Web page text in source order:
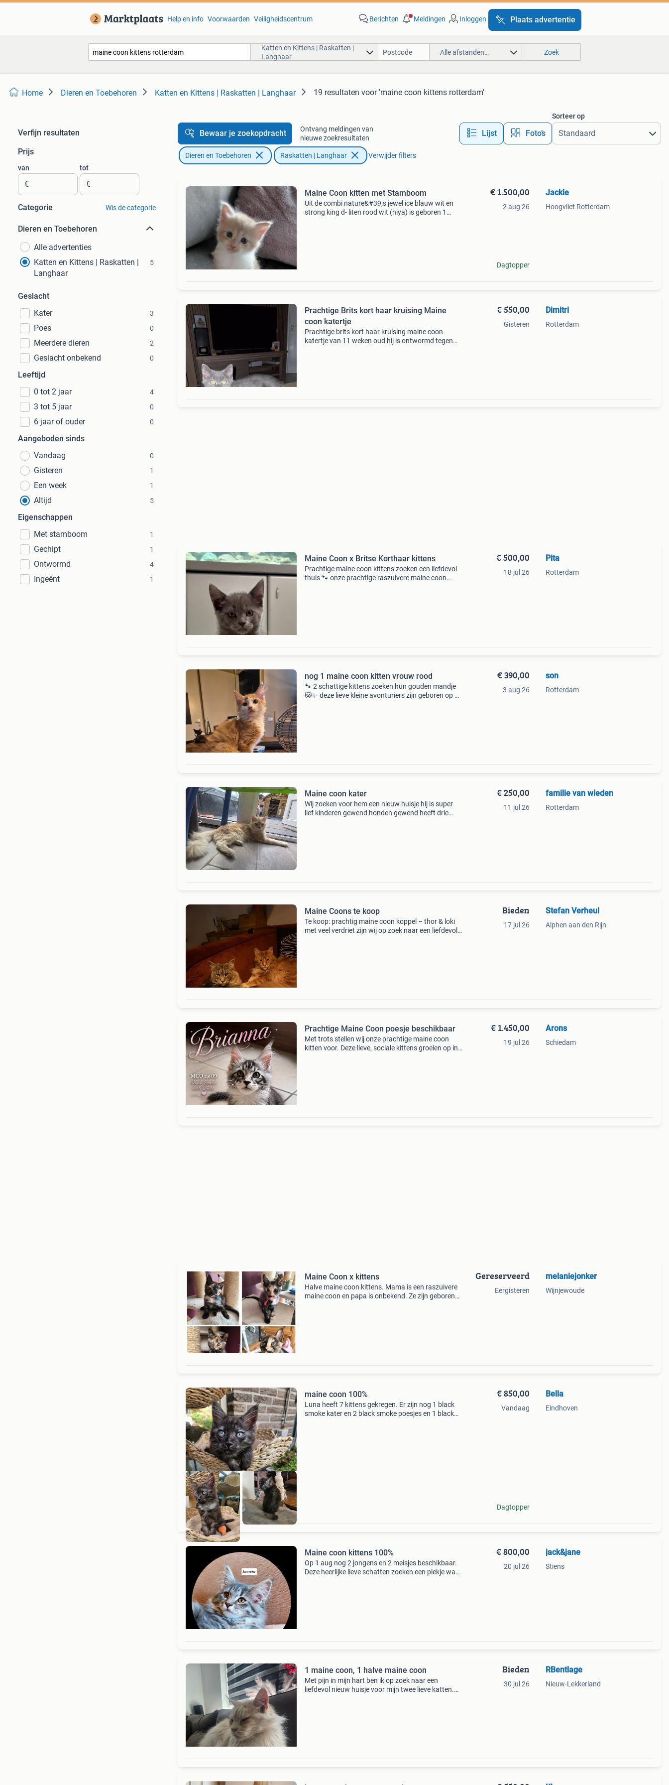
Help en info Voorwaarden Veiligheidscentrum Berichten Meldingen Inloggen Plaats advertentie
Katten en Kittens | Raskatten |
Langhaar
Alle afstanden… Zoek
Home Dieren en Toebehoren Katten en Kittens | Raskatten | Langhaar 19 resultaten voor 'maine coon kittens rotterdam'
Verfijn resultaten
Prijs
van
€
tot
€
Categorie Wis de categorie
Dieren en Toebehoren
Alle advertenties
Katten en Kittens | Raskatten |
Langhaar
5
Geslacht
Kater
3
Poes 0
Meerdere dieren 2
Geslacht onbekend 0
Leeftijd
0 tot 2 jaar
4
3 tot 5 jaar 0
6 jaar of ouder 0
Aangeboden sinds
Vandaag
0
Gisteren 1
Een week 1
Altijd 5
Eigenschappen
Met stamboom
1
Gechipt 1
Ontwormd 4
Ingeënt 1
Bewaar je zoekopdracht
Ontvang meldingen van
nieuwe zoekresultaten
Lijst Foto’s
Sorteer op
Dieren en Toebehoren Raskatten | Langhaar Verwijder filters
Maine Coon kitten met Stamboom
Uit de combi nature&#39;s jewel ice blauw wit en
strong king d- liten rood wit (niya) is geboren 1
€ 1.500,00
2 aug 26
Dagtopper
Jackie
Hoogvliet Rotterdam
Prachtige Brits kort haar kruising Maine
coon katertje
Prachtige brits kort haar kruising maine coon
katertje van 11 weken oud hij is ontwormd tegen
€ 550,00
Gisteren
Dimitri
Rotterdam
Maine Coon x Britse Korthaar kittens
Prachtige maine coon kittens zoeken een liefdevol
thuis 🐾 onze prachtige raszuivere maine coon
€ 500,00
18 jul 26
Pita
Rotterdam
nog 1 maine coon kitten vrouw rood
🐾 2 schattige kittens zoeken hun gouden mandje
🐱✨ deze lieve kleine avonturiers zijn geboren op 14
€ 390,00
3 aug 26
son
Rotterdam
Maine coon kater
Wij zoeken voor hem een nieuw huisje hij is super
lief kinderen gewend honden gewend heeft drie
€ 250,00
11 jul 26
familie van wieden
Rotterdam
Maine Coons te koop
Te koop: prachtig maine coon koppel – thor & loki
met veel verdriet zijn wij op zoek naar een liefdevol
Bieden
17 jul 26
Stefan Verheul
Alphen aan den Rijn
Prachtige Maine Coon poesje beschikbaar
Met trots stellen wij onze prachtige maine coon
kitten voor. Deze lieve, sociale kittens groeien op in
€ 1.450,00
19 jul 26
Arons
Schiedam
Maine Coon x kittens
Halve maine coon kittens. Mama is een raszuivere
maine coon en papa is onbekend. Ze zijn geboren
Gereserveerd
Eergisteren
melaniejonker
Wijnjewoude
maine coon 100%
Luna heeft 7 kittens gekregen. Er zijn nog 1 black
smoke kater en 2 black smoke poesjes en 1 black
€ 850,00
Vandaag
Dagtopper
Bella
Eindhoven
Maine coon kittens 100%
Op 1 aug nog 2 jongens en 2 meisjes beschikbaar.
Deze heerlijke lieve schatten zoeken een plekje waar
€ 800,00
20 jul 26
jack&jane
Stiens
1 maine coon, 1 halve maine coon
Met pijn in mijn hart ben ik op zoek naar een
liefdevol nieuw huisje voor mijn twee lieve katten.
Bieden
30 jul 26
RBentlage
Nieuw-Lekkerland